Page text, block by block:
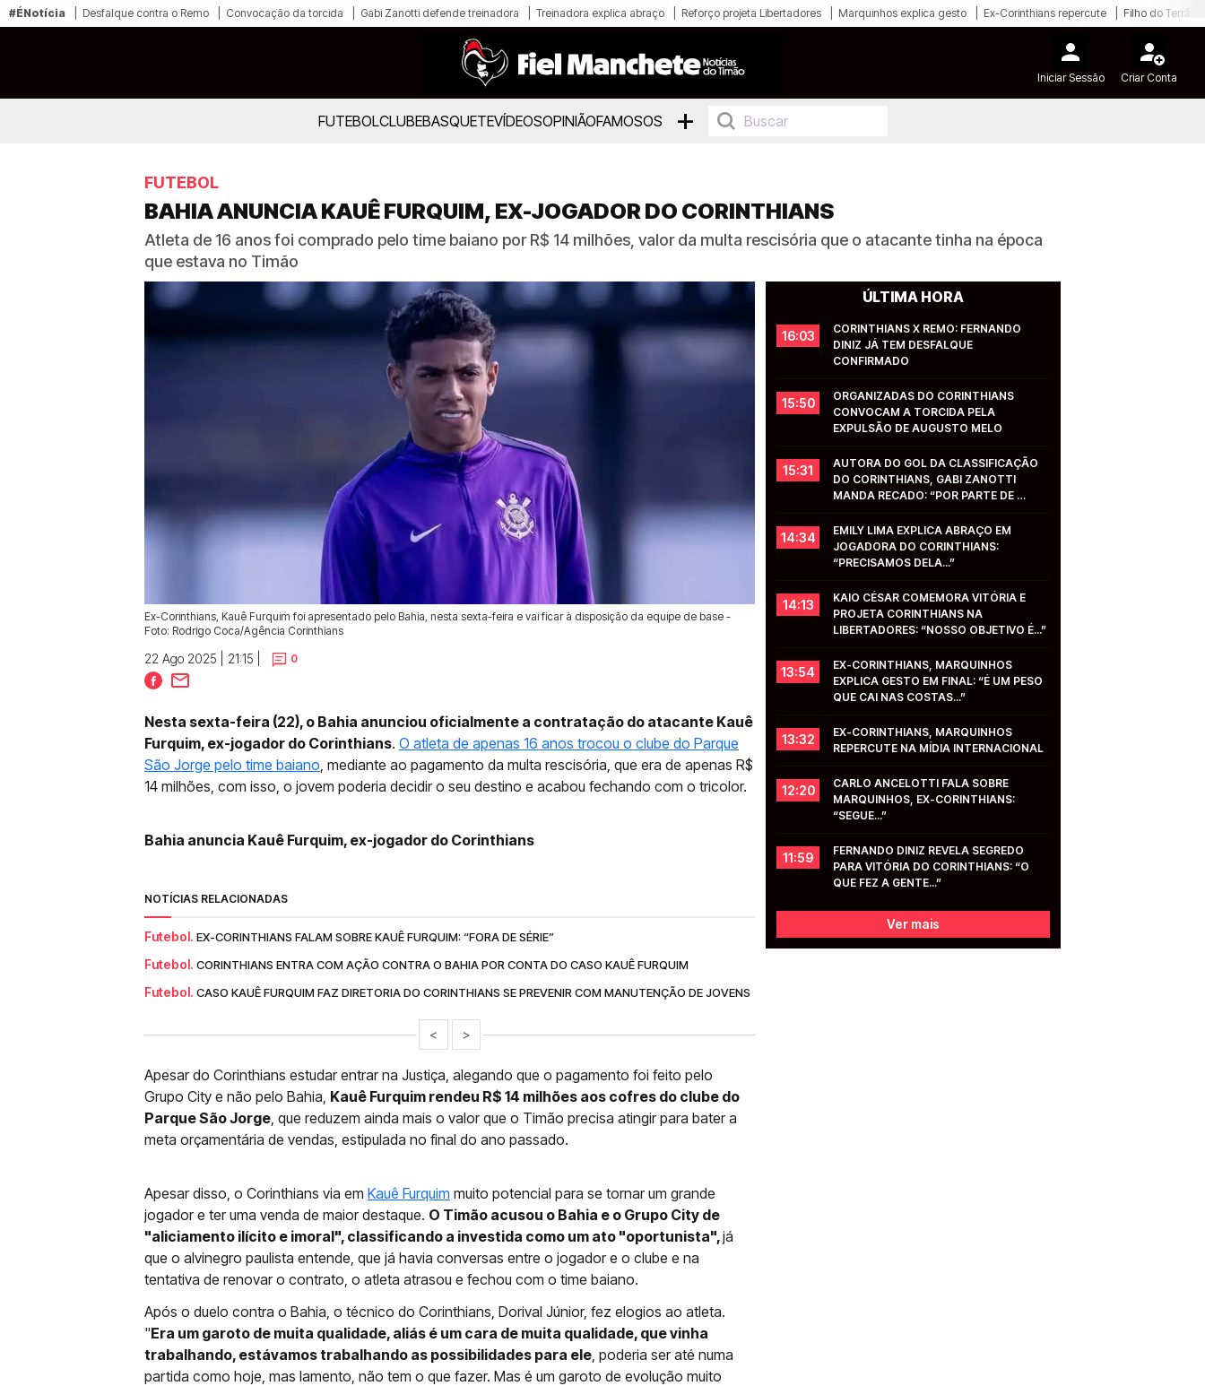
#ÉNotícia Desfalque contra o Remo Convocação da torcida Gabi Zanotti defende treinadora Treinadora explica abraço Reforço projeta Libertadores Marquinhos explica gesto Ex-Corinthians repercute Filho do Terrão
Iniciar Sessão Criar Conta
FUTEBOLCLUBEBASQUETEVÍDEOSOPINIÃOFAMOSOS +
FUTEBOL
BAHIA ANUNCIA KAUÊ FURQUIM, EX-JOGADOR DO CORINTHIANS
Atleta de 16 anos foi comprado pelo time baiano por R$ 14 milhões, valor da multa rescisória que o atacante tinha na época
que estava no Timão
Ex-Corinthians, Kauê Furquim foi apresentado pelo Bahia, nesta sexta-feira e vai ficar à disposição da equipe de base -
Foto: Rodrigo Coca/Agência Corinthians
22 Ago 2025 | 21:15 | 0
Nesta sexta-feira (22), o Bahia anunciou oficialmente a contratação do atacante Kauê
Furquim, ex-jogador do Corinthians. O atleta de apenas 16 anos trocou o clube do Parque
São Jorge pelo time baiano, mediante ao pagamento da multa rescisória, que era de apenas R$
14 milhões, com isso, o jovem poderia decidir o seu destino e acabou fechando com o tricolor.
Bahia anuncia Kauê Furquim, ex-jogador do Corinthians
NOTÍCIAS RELACIONADAS
Futebol. EX-CORINTHIANS FALAM SOBRE KAUÊ FURQUIM: “FORA DE SÉRIE”
Futebol. CORINTHIANS ENTRA COM AÇÃO CONTRA O BAHIA POR CONTA DO CASO KAUÊ FURQUIM
Futebol. CASO KAUÊ FURQUIM FAZ DIRETORIA DO CORINTHIANS SE PREVENIR COM MANUTENÇÃO DE JOVENS
< >
Apesar do Corinthians estudar entrar na Justiça, alegando que o pagamento foi feito pelo
Grupo City e não pelo Bahia, Kauê Furquim rendeu R$ 14 milhões aos cofres do clube do
Parque São Jorge, que reduzem ainda mais o valor que o Timão precisa atingir para bater a
meta orçamentária de vendas, estipulada no final do ano passado.
Apesar disso, o Corinthians via em Kauê Furquim muito potencial para se tornar um grande
jogador e ter uma venda de maior destaque. O Timão acusou o Bahia e o Grupo City de
"aliciamento ilícito e imoral", classificando a investida como um ato "oportunista",já
que o alvinegro paulista entende, que já havia conversas entre o jogador e o clube e na
tentativa de renovar o contrato, o atleta atrasou e fechou com o time baiano.
Após o duelo contra o Bahia, o técnico do Corinthians, Dorival Júnior, fez elogios ao atleta.
"Era um garoto de muita qualidade, aliás é um cara de muita qualidade, que vinha
trabalhando, estávamos trabalhando as possibilidades para ele, poderia ser até numa
partida como hoje, mas lamento, não tem o que fazer. Mas é um garoto de evolução muito
ÚLTIMA HORA
16:03
CORINTHIANS X REMO: FERNANDO
DINIZ JÁ TEM DESFALQUE
CONFIRMADO
15:50
ORGANIZADAS DO CORINTHIANS
CONVOCAM A TORCIDA PELA
EXPULSÃO DE AUGUSTO MELO
15:31
AUTORA DO GOL DA CLASSIFICAÇÃO
DO CORINTHIANS, GABI ZANOTTI
MANDA RECADO: “POR PARTE DE
14:34
EMILY LIMA EXPLICA ABRAÇO EM
JOGADORA DO CORINTHIANS:
“PRECISAMOS DELA...”
14:13
KAIO CÉSAR COMEMORA VITÓRIA E
PROJETA CORINTHIANS NA
LIBERTADORES: “NOSSO OBJETIVO É...”
13:54
EX-CORINTHIANS, MARQUINHOS
EXPLICA GESTO EM FINAL: “É UM PESO
QUE CAI NAS COSTAS...”
13:32
EX-CORINTHIANS, MARQUINHOS
REPERCUTE NA MÍDIA INTERNACIONAL
12:20
CARLO ANCELOTTI FALA SOBRE
MARQUINHOS, EX-CORINTHIANS:
“SEGUE...”
11:59
FERNANDO DINIZ REVELA SEGREDO
PARA VITÓRIA DO CORINTHIANS: “O
QUE FEZ A GENTE...”
Ver mais